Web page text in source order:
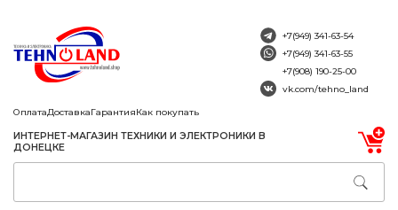
ОплатаДоставкаГарантияКак покупать
ИНТЕРНЕТ-МАГАЗИН ТЕХНИКИ И ЭЛЕКТРОНИКИ В
ДОНЕЦКЕ
+7(949) 341-63-54
+7(949) 341-63-55
+7(908) 190-25-00
vk.com/tehno_land